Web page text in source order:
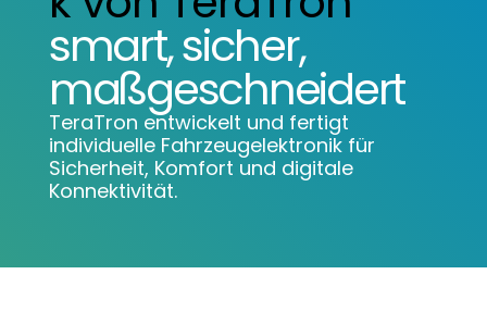
smart, sicher,
maßgeschneidert
TeraTron entwickelt und fertigt
individuelle Fahrzeugelektronik für
Sicherheit, Komfort und digitale
Konnektivität.